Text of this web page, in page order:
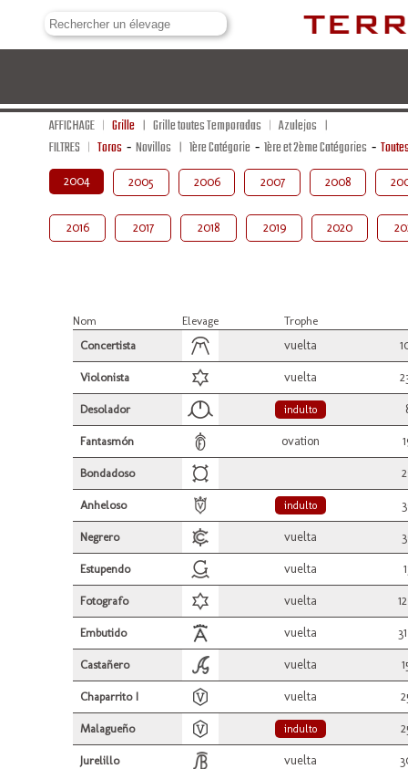
AFFICHAGE Grille Grille toutes Temporadas
Azulejos
FILTRES
Toros - Novillos 1ère Catégorie - 1ère et 2ème Catégories -
2004 2005 2006 2007 2008
2016 2017 2018 2019 2020
Nom Elevage
Trophe
Concertista
vuelta
Violonista vuelta
Desolador indulto
Fantasmón ovation
Bondadoso
Anheloso indulto
Negrero vuelta
Estupendo vuelta
Fotografo vuelta
Embutido vuelta
Castañero vuelta
Chaparrito I vuelta
Malagueño indulto
Jurelillo vuelta